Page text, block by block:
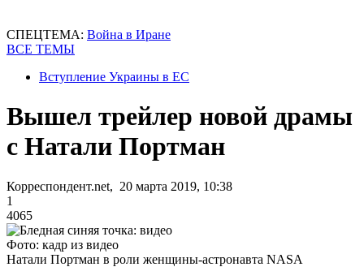
СПЕЦТЕМА: Война в Иране
ВСЕ ТЕМЫ
Вступление Украины в ЕС
Вышел трейлер новой драмы
с Натали Портман
Корреспондент.net, 20 марта 2019, 10:38
1
4065
Фото: кадр из видео
Натали Портман в роли женщины-астронавта NASA